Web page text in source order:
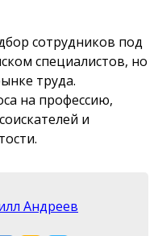
сотрудников под
специалистов, но
труда.
на профессию,
и
Андреев